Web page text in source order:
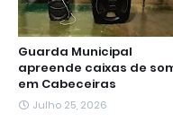
Guarda Municipal
apreende caixas de
em Cabeceiras
Julho 25, 2026